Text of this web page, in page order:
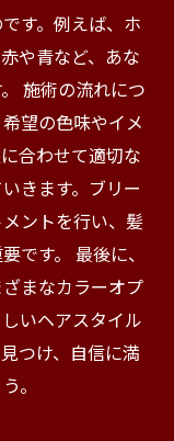
す。例えば、ホ
や青など、あな
施術の流れにつ
望の色味やイメ
合わせて適切な
きます。ブリー
ントを行い、髪
です。 最後に、
まなカラーオプ
いヘアスタイル
つけ、自信に満
。